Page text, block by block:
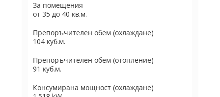
За помещения
от 35 до 40 кв.м.
Препоръчителен обем (охлаждане)
104 куб.м.
Препоръчителен обем (отопление)
91 куб.м.
Консумирана мощност (охлаждане)